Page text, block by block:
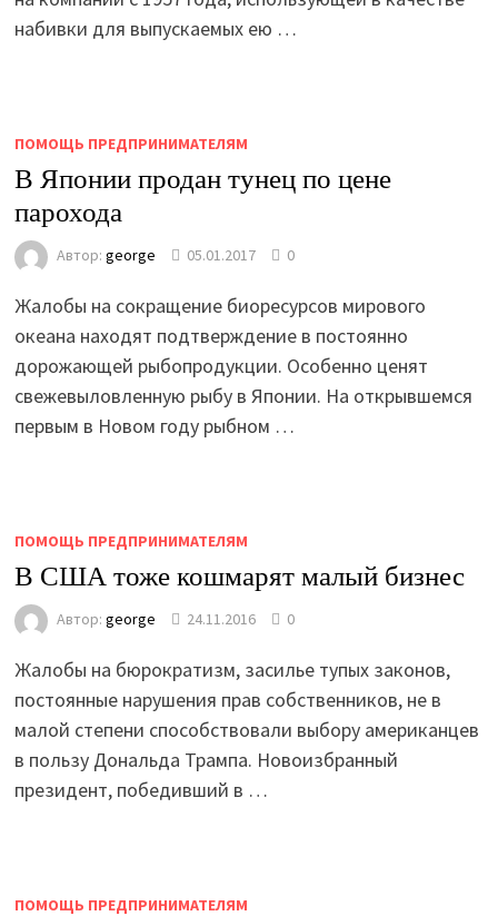
набивки для выпускаемых ею …
ПОМОЩЬ ПРЕДПРИНИМАТЕЛЯМ
В Японии продан тунец по цене
парохода
Автор: george 05.01.2017 0
Жалобы на сокращение биоресурсов мирового
океана находят подтверждение в постоянно
дорожающей рыбопродукции. Особенно ценят
свежевыловленную рыбу в Японии. На открывшемся
первым в Новом году рыбном …
ПОМОЩЬ ПРЕДПРИНИМАТЕЛЯМ
В США тоже кошмарят малый бизнес
Автор: george 24.11.2016 0
Жалобы на бюрократизм, засилье тупых законов,
постоянные нарушения прав собственников, не в
малой степени способствовали выбору американцев
в пользу Дональда Трампа. Новоизбранный
президент, победивший в …
ПОМОЩЬ ПРЕДПРИНИМАТЕЛЯМ